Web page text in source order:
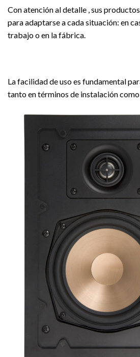
Con atención al detalle , sus
para adaptarse a cada situación: en
trabajo o en la fábrica.
La facilidad de uso es fundamental
tanto en términos de instalación